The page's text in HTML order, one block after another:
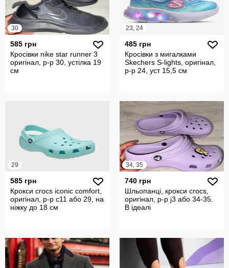
30
585 грн
Кросівки nike star runner 3
оригінал, р-р 30, устілка 19
см
23, 24
485 грн
Кросівки з мигалками
Skechers S-lights, оригінал,
р-р 24, уст 15,5 см
29
585 грн
Крокси crocs iconic comfort,
оригінал, р-р с11 або 29, на
ніжку до 18 см
34, 35
740 грн
Шльопанці, крокси crocs,
оригінал, р-р j3 або 34-35.
В ідеалі